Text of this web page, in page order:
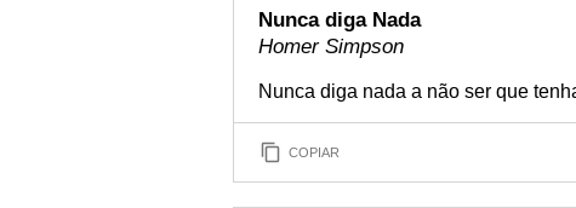
Nunca diga Nada
Homer Simpson
Nunca diga nada a não ser que
COPIAR